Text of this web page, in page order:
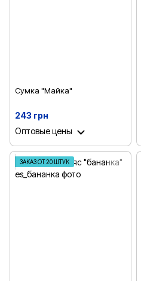
Сумка "Майка"
243 грн
Оптовые цены
ЗАКАЗ ОТ 20 ШТУК